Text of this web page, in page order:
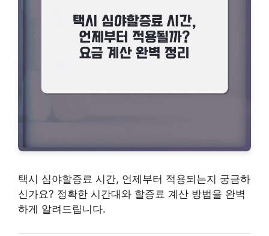
택시 심야할증료 시간, 언제부터 적용되는지 궁금하
신가요? 정확한 시간대와 할증료 계산 방법을 완벽
하게 알려드립니다.